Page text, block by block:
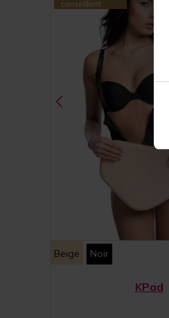
Beige Noir
KPad